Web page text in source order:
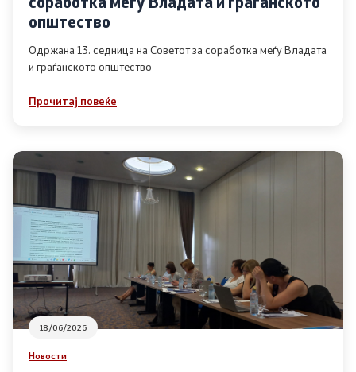
Список на ОЈИ
Контакт
Контакт
Линкови
Изјава за пристапност
Со еден клик до сите услуги
општество
Одржана 13. седница на Советот за соработка меѓу Владата
и граѓанското општество
Прочитај повеќе
18/06/2026
Новости